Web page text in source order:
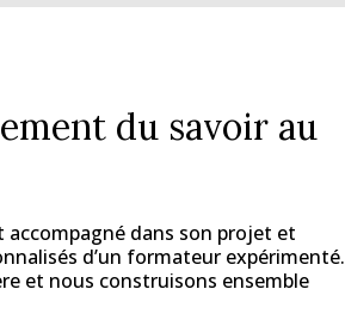
du savoir au
dans son projet et
d’un formateur expérimenté.
et nous construisons ensemble